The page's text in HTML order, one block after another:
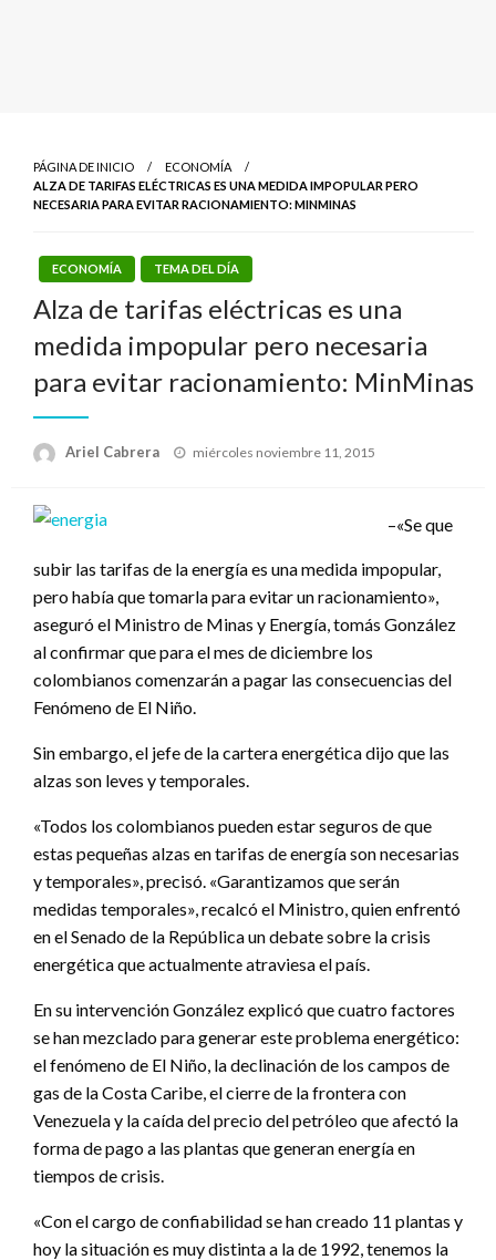
PÁGINA DE INICIO
ECONOMÍA
ALZA DE TARIFAS ELÉCTRICAS ES UNA MEDIDA IMPOPULAR PERO
NECESARIA PARA EVITAR RACIONAMIENTO: MINMINAS
ECONOMÍA TEMA DEL DÍA
Alza de tarifas eléctricas es una
medida impopular pero necesaria
para evitar racionamiento: MinMinas
Ariel Cabrera
Publicado
miércoles noviembre 11, 2015
–«Se que
subir las tarifas de la energía es una medida impopular,
pero había que tomarla para evitar un racionamiento»,
aseguró el Ministro de Minas y Energía, tomás González
al confirmar que para el mes de diciembre los
colombianos comenzarán a pagar las consecuencias del
Fenómeno de El Niño.
Sin embargo, el jefe de la cartera energética dijo que las
alzas son leves y temporales.
«Todos los colombianos pueden estar seguros de que
estas pequeñas alzas en tarifas de energía son necesarias
y temporales», precisó. «Garantizamos que serán
medidas temporales», recalcó el Ministro, quien enfrentó
en el Senado de la República un debate sobre la crisis
energética que actualmente atraviesa el país.
En su intervención González explicó que cuatro factores
se han mezclado para generar este problema energético:
el fenómeno de El Niño, la declinación de los campos de
gas de la Costa Caribe, el cierre de la frontera con
Venezuela y la caída del precio del petróleo que afectó la
forma de pago a las plantas que generan energía en
tiempos de crisis.
«Con el cargo de confiabilidad se han creado 11 plantas y
hoy la situación es muy distinta a la de 1992, tenemos la